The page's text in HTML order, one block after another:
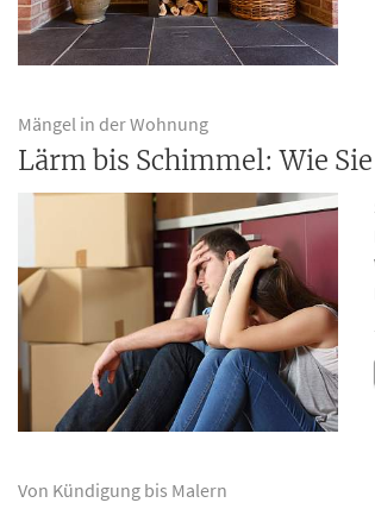
Mängel in der Wohnung
Lärm bis Schimmel: Wie
Von Kündigung bis Malern